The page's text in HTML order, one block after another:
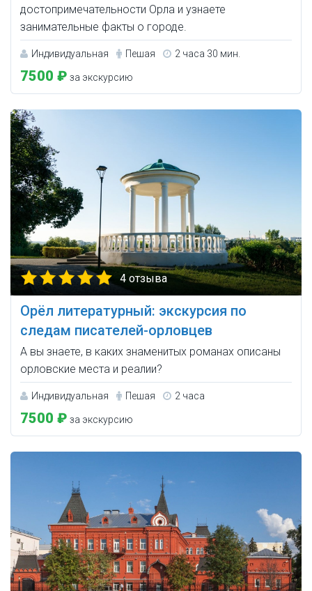
достопримечательности Орла и узнаете
занимательные факты о городе.
Индивидуальная Пешая 2 часа 30 мин.
7500 ₽ за экскурсию
4 отзыва
Орёл литературный: экскурсия по
следам писателей-орловцев
А вы знаете, в каких знаменитых романах описаны
орловские места и реалии?
Индивидуальная Пешая 2 часа
7500 ₽ за экскурсию